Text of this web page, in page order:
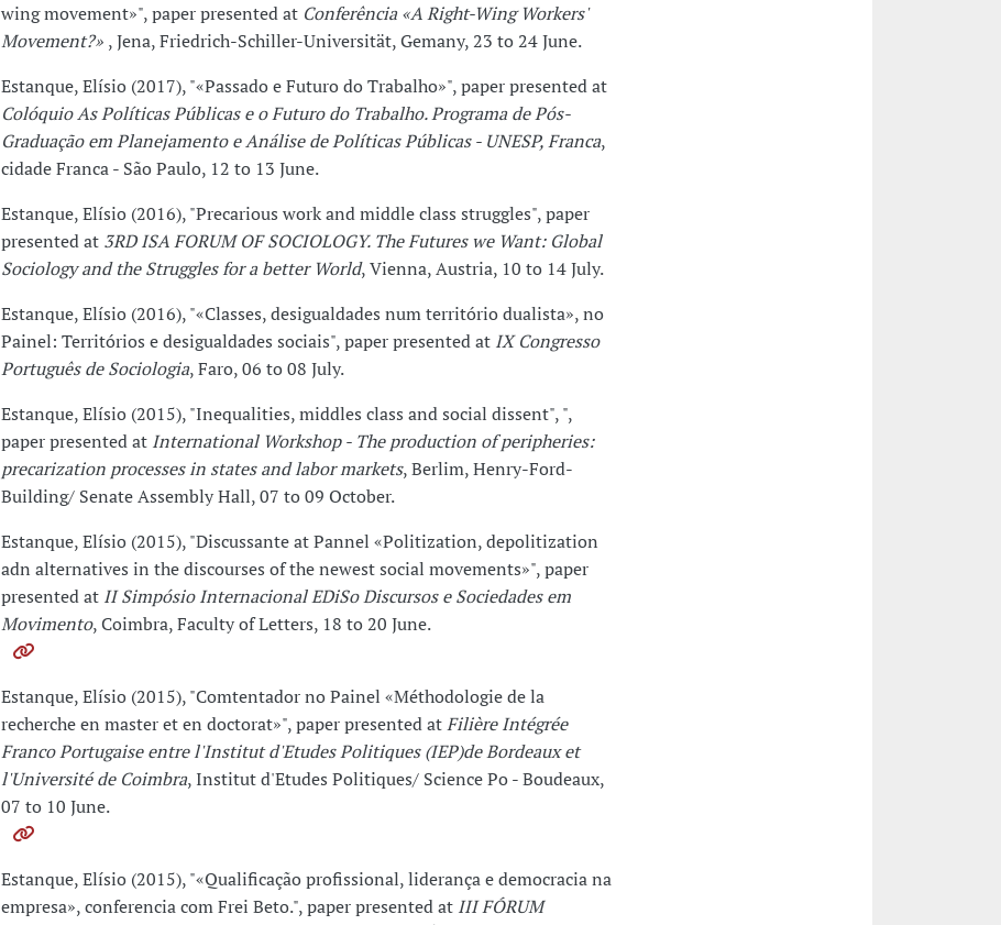
wing movement»", paper presented at Conferência «A Right-Wing Workers'
Movement?» , Jena, Friedrich-Schiller-Universität, Gemany, 23 to 24 June.
Estanque, Elísio (2017), "«Passado e Futuro do Trabalho»", paper presented at
Colóquio As Políticas Públicas e o Futuro do Trabalho. Programa de Pós-
Graduação em Planejamento e Análise de Políticas Públicas - UNESP, Franca,
cidade Franca - São Paulo, 12 to 13 June.
Estanque, Elísio (2016), "Precarious work and middle class struggles", paper
presented at 3RD ISA FORUM OF SOCIOLOGY. The Futures we Want: Global
Sociology and the Struggles for a better World, Vienna, Austria, 10 to 14 July.
Estanque, Elísio (2016), "«Classes, desigualdades num território dualista», no
Painel: Territórios e desigualdades sociais", paper presented at IX Congresso
Português de Sociologia, Faro, 06 to 08 July.
Estanque, Elísio (2015), "Inequalities, middles class and social dissent", ",
paper presented at International Workshop - The production of peripheries:
precarization processes in states and labor markets, Berlim, Henry-Ford-
Building/ Senate Assembly Hall, 07 to 09 October.
Estanque, Elísio (2015), "Discussante at Pannel «Politization, depolitization
adn alternatives in the discourses of the newest social movements»", paper
presented at II Simpósio Internacional EDiSo Discursos e Sociedades em
Movimento, Coimbra, Faculty of Letters, 18 to 20 June.
Estanque, Elísio (2015), "Comtentador no Painel «Méthodologie de la
recherche en master et en doctorat»", paper presented atFilière Intégrée
Franco Portugaise entre l'Institut d'Etudes Politiques (IEP)de Bordeaux et
l'Université de Coimbra, Institut d'Etudes Politiques/ Science Po - Boudeaux,
07 to 10 June.
Estanque, Elísio (2015), "«Qualificação profissional, liderança e democracia na
empresa», conferencia com Frei Beto.", paper presented at III FÓRUM